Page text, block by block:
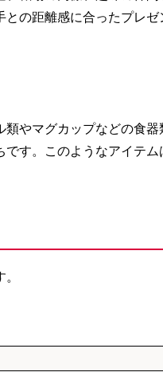
の距離感に合ったプレゼ
やマグカップなどの食器
す。このようなアイテム